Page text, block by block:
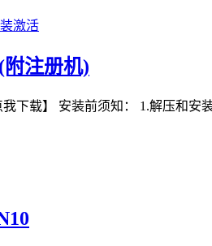
激活
注册机)
下载】 安装前须知： 1.解压和